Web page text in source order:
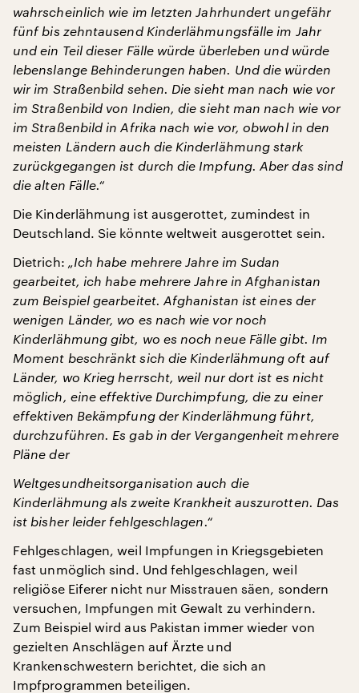
wahrscheinlich wie im letzten Jahrhundert ungefähr
fünf bis zehntausend Kinderlähmungsfälle im Jahr
und ein Teil dieser Fälle würde überleben und würde
lebenslange Behinderungen haben. Und die würden
wir im Straßenbild sehen. Die sieht man nach wie vor
im Straßenbild von Indien, die sieht man nach wie vor
im Straßenbild in Afrika nach wie vor, obwohl in den
meisten Ländern auch die Kinderlähmung stark
zurückgegangen ist durch die Impfung. Aber das sind
die alten Fälle.“
Die Kinderlähmung ist ausgerottet, zumindest in
Deutschland. Sie könnte weltweit ausgerottet sein.
Dietrich: „Ich habe mehrere Jahre im Sudan
gearbeitet, ich habe mehrere Jahre in Afghanistan
zum Beispiel gearbeitet. Afghanistan ist eines der
wenigen Länder, wo es nach wie vor noch
Kinderlähmung gibt, wo es noch neue Fälle gibt. Im
Moment beschränkt sich die Kinderlähmung oft auf
Länder, wo Krieg herrscht, weil nur dort ist es nicht
möglich, eine effektive Durchimpfung, die zu einer
effektiven Bekämpfung der Kinderlähmung führt,
durchzuführen. Es gab in der Vergangenheit mehrere
Pläne der
Weltgesundheitsorganisation auch die
Kinderlähmung als zweite Krankheit auszurotten. Das
ist bisher leider fehlgeschlagen.“
Fehlgeschlagen, weil Impfungen in Kriegsgebieten
fast unmöglich sind. Und fehlgeschlagen, weil
religiöse Eiferer nicht nur Misstrauen säen, sondern
versuchen, Impfungen mit Gewalt zu verhindern.
Zum Beispiel wird aus Pakistan immer wieder von
gezielten Anschlägen auf Ärzte und
Krankenschwestern berichtet, die sich an
Impfprogrammen beteiligen.